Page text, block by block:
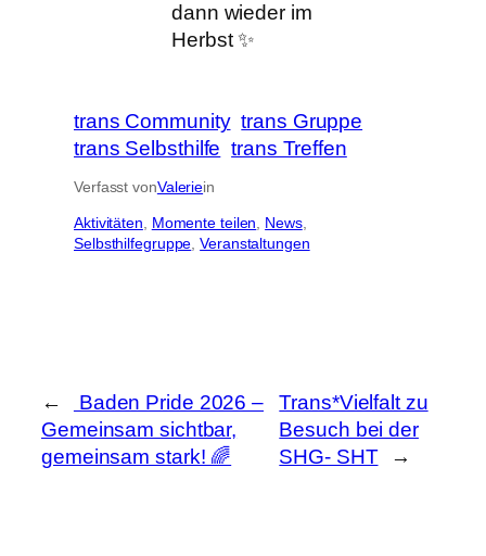
dann wieder im
Herbst ✨
trans Community trans Gruppe
trans Selbsthilfe trans Treffen
Verfasst vonValeriein
Aktivitäten Momente teilen News
Selbsthilfegruppe , Veranstaltungen
←
​​ Baden Pride 2026 –
Gemeinsam sichtbar,
gemeinsam stark! 🌈
Trans*Vielfalt zu
Besuch bei der
SHG- SHT
→